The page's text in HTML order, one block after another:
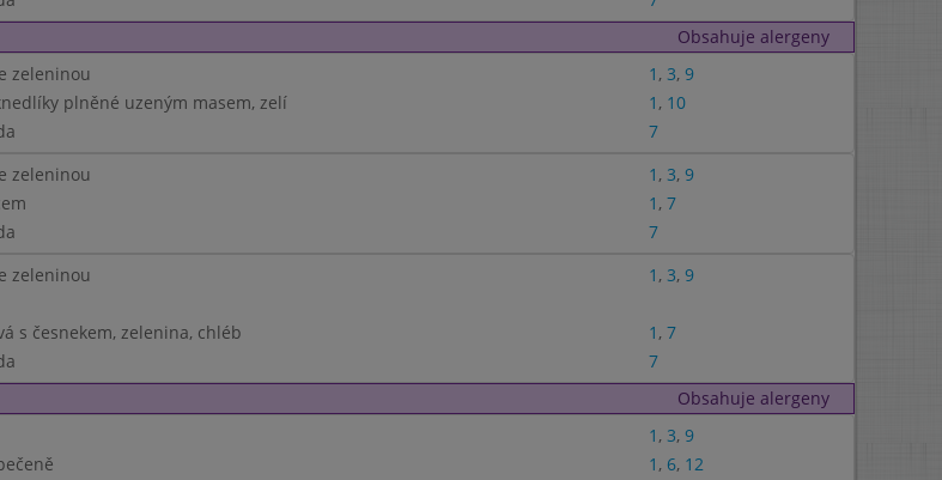
Obsahuje alergeny
zeleninou 1 , 3, 9
plněné uzeným masem, zelí 1 , 10
7
zeleninou 1 , 3, 9
1 , 7
7
zeleninou 1 , 3, 9
s česnekem, zelenina, chléb 1 , 7
7
Obsahuje alergeny
1 , 3, 9
1 , 6, 12